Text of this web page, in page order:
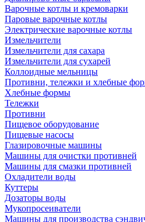
Варочные котлы и кремоварки
Паровые варочные котлы
Электрические варочные котлы
Измельчители
Измельчители для сахара
Измельчители для сухарей
Коллоидные мельницы
Противни, тележки и хлебные
Хлебные формы
Тележки
Противни
Пищевое оборудование
Пищевые насосы
Глазировочные машины
Машины для очистки противней
Машины для смазки противней
Охладители воды
Куттеры
Дозаторы воды
Мукопросеиватели
Машины для производства